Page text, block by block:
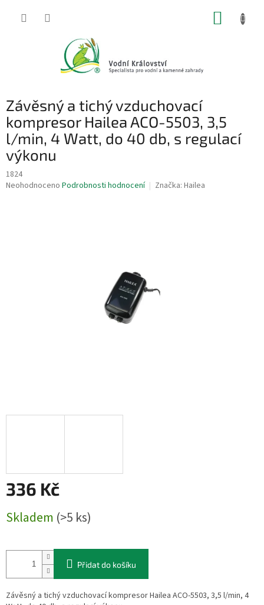
Závěsný a tichý vzduchovací
kompresor Hailea ACO-5503, 3,5
l/min, 4 Watt, do 40 db, s regulací
výkonu
1824
Průměrné
Neohodnoceno Podrobnosti hodnocení Značka: Hailea
336 Kč
cena:
Skladem (>5 ks)
Přidat do košíku
Závěsný a tichý vzduchovací kompresor Hailea ACO-5503, 3,5 l/min, 4